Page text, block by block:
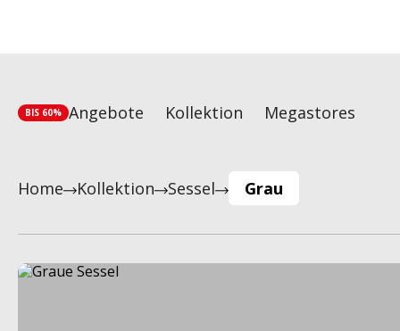
BIS 60% Angebote Kollektion Megastores
Home Kollektion Sessel Grau